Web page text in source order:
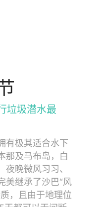
垃圾潜水最
有极其适合水下
那及马布岛，白
晚微风习习、
美继承了沙巴“风
，且由于地理位